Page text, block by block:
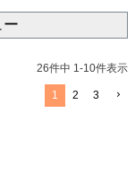
ー
26件中 1-10件表示
1 2 3